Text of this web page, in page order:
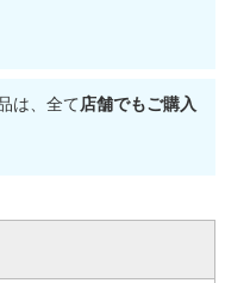
は、全て店舗でもご購入